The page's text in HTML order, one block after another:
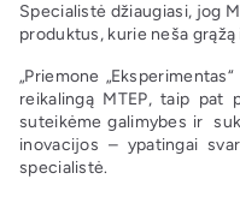
Specialistė džiaugiasi, jog
produktus, kurie neša
„Priemone
reikalingą MTEP, taip
suteikėme galimybes ir
inovacijos – ypatingai
specialistė.